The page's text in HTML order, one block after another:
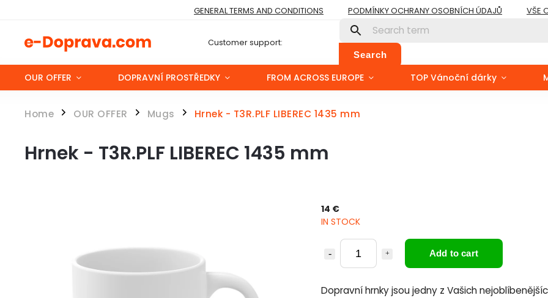
GENERAL TERMS AND CONDITIONS PODMÍNKY OCHRANY OSOBNÍCH ÚDAJŮ VŠE
Customer support:
Search
OUR OFFER DOPRAVNÍ PROSTŘEDKY FROM ACROSS EUROPE TOP Vánoční dárky
Home / OUR OFFER / Mugs / Hrnek - T3R.PLF LIBEREC 1435 mm
Hrnek - T3R.PLF LIBEREC 1435 mm
14 €
IN STOCK
Add to cart
Dopravní hrnky jsou jedny z Vašich